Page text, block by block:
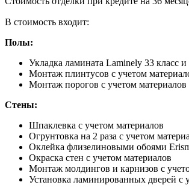
В стоимость входит:
Полы:
Укладка ламината Laminely 33 класс
Монтаж плинтусов с учетом
Монтаж порогов с учетом материалов
Стены:
Шпаклевка с учетом материалов
Огрунтовка на 2 раза с учетом
Оклейка флизелиновыми обоями
Окраска стен с учетом материалов
Монтаж молдингов и карнизов с
Установка ламинированных дверей с